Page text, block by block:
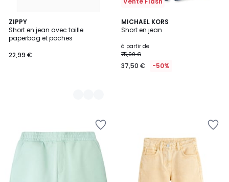
ZIPPY
Short en jean avec taille
paperbag et poches
22,99 €
2
Couleurs
MICHAEL KORS
Short en jean
à partir de
75,00 €
37,50 € -50%